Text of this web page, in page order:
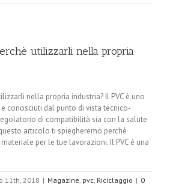
utilizzarli nella propria
nella propria industria? Il PVC è uno
conosciuti dal punto di vista tecnico-
di compatibilità sia con la salute
articolo ti spiegheremo perchè
per le tue lavorazioni. Il PVC è una
11th, 2018 | Magazine, pvc, Riciclaggio | 0